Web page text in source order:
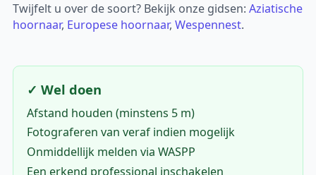
Twijfelt u over de soort? Bekijk onze gidsen:Aziatische
hoornaar, Europese hoornaar,Wespennest.
✓ Wel doen
Afstand houden (minstens 5 m)
Fotograferen van veraf indien mogelijk
Onmiddellijk melden via WASPP
Een erkend professional inschakelen